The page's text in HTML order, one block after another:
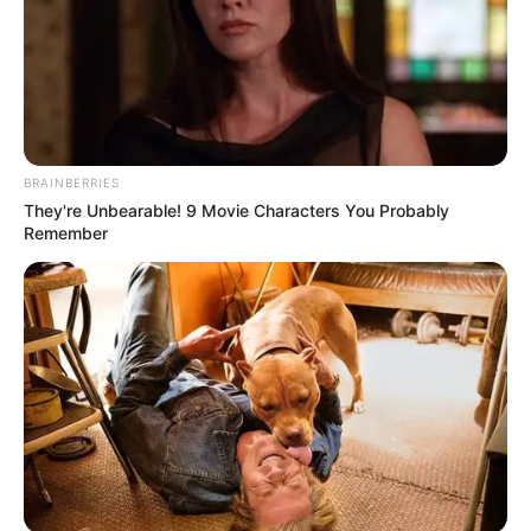
Câmara Municipal para o Biênio 2025-2026. A votação foi
aberta e a Mesa ficou da seguinte forma: Fábio Santos -
Presidente; Juninho do Peg Pag Lima – Vice-Presidente;
Leandro Monteiro - 1º Secretário; e Amauri Mecânico - 2ª
Secretário. A solenidade terminou com o discurso do novo
Presidente da Casa de Leis, Fábio Santos.
Mesa Diretora: Leandro Monteiro - 1º Secretário; Fábio Santos -
BRAINBERRIES
They're Unbearable! 9 Movie Characters You Probably
Remember